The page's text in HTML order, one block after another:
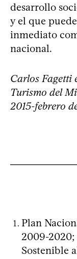
desarrollo
y el que
inmediato
nacional.
Carlos Fagetti
Turismo del
2015-febrero
Plan
2009-2020;
Sostenible